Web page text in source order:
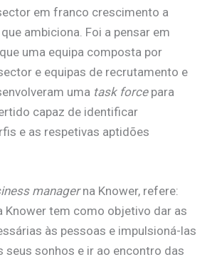
em franco crescimento a
ambiciona. Foi a pensar em
uma equipa composta por
e equipas de recrutamento e
uma task forcepara
capaz de identificar
e as respetivas aptidões
managerna Knower, refere:
Knower tem como objetivo dar as
às pessoas e impulsioná-las
seus sonhos e ir ao encontro das